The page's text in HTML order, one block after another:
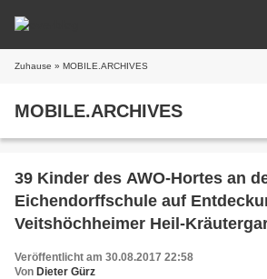
Zuhause » MOBILE.ARCHIVES
MOBILE.ARCHIVES
39 Kinder des AWO-Hortes an
Eichendorffschule auf
Veitshöchheimer Heil-
Veröffentlicht am 30.08.2017 22:58
Von Dieter Gürz